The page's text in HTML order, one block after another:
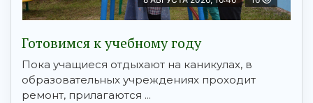
Готовимся к учебному году
Пока учащиеся отдыхают на каникулах, в
образовательных учреждениях проходит
ремонт, прилагаются ...